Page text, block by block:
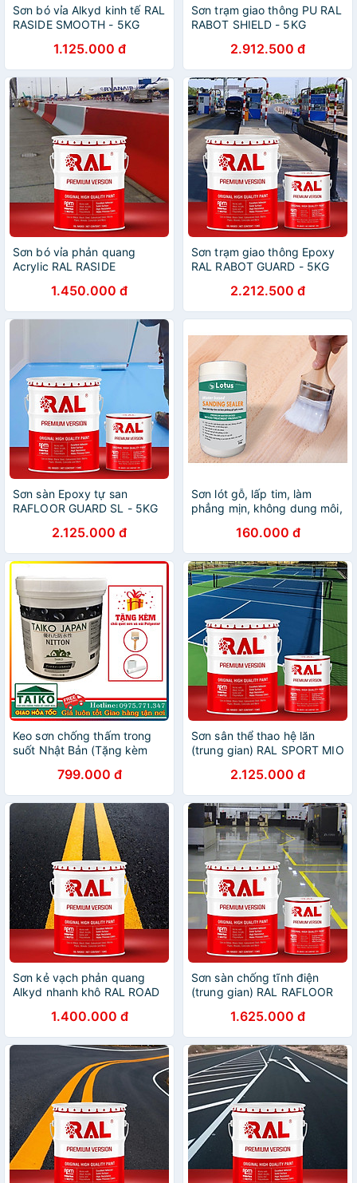
Sơn bó vỉa Alkyd kinh tế RAL
RASIDE SMOOTH - 5KG
1.125.000 đ
Sơn trạm giao thông PU RAL
RABOT SHIELD - 5KG
2.912.500 đ
Sơn bó vỉa phản quang
Acrylic RAL RASIDE
1.450.000 đ
Sơn trạm giao thông Epoxy
RAL RABOT GUARD - 5KG
2.212.500 đ
Sơn sàn Epoxy tự san
RAFLOOR GUARD SL - 5KG
2.125.000 đ
Sơn lót gỗ, lấp tim, làm
phẳng mịn, không dung môi,
sanding sealer for wood
160.000 đ
Keo sơn chống thấm trong
suốt Nhật Bản (Tặng kèm
chữa nhà cửa, hồ cá, mái
tôn mái ngói chống thấm vết
nứt mái nhà, sàn nhà vệ
sinh, máng xối, tôn, triệt để
799.000 đ
Sơn sân thể thao hệ lăn
(trung gian) RAL SPORT MIO
2.125.000 đ
Sơn kẻ vạch phản quang
Alkyd nhanh khô RAL ROAD
1.400.000 đ
Sơn sàn chống tĩnh điện
(trung gian) RAL RAFLOOR
1.625.000 đ